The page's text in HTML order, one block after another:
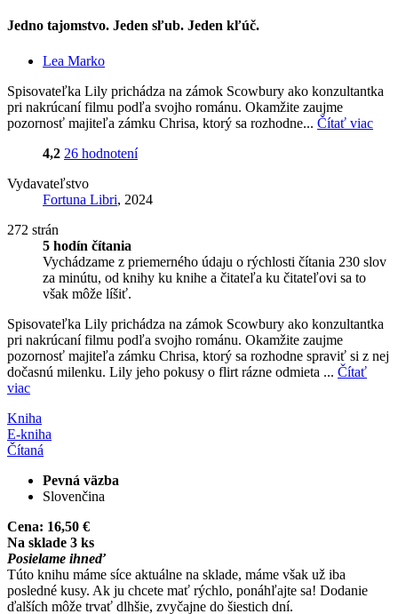
Jedno tajomstvo. Jeden sľub. Jeden kľúč.
Lea Marko
Spisovateľka Lily prichádza na zámok Scowbury ako konzultantka
pri nakrúcaní filmu podľa svojho románu. Okamžite zaujme
pozornosť majiteľa zámku Chrisa, ktorý sa rozhodne... Čítať viac
4,2 26 hodnotení
Vydavateľstvo
Fortuna Libri, 2024
272 strán
5 hodín čítania
Vychádzame z priemerného údaju o rýchlosti čítania 230 slov
za minútu, od knihy ku knihe a čitateľa ku čitateľovi sa to
však môže líšiť.
Spisovateľka Lily prichádza na zámok Scowbury ako konzultantka
pri nakrúcaní filmu podľa svojho románu. Okamžite zaujme
pozornosť majiteľa zámku Chrisa, ktorý sa rozhodne spraviť si z nej
dočasnú milenku. Lily jeho pokusy o flirt rázne odmieta ... Čítať
viac
Kniha
E-kniha
Čítaná
Pevná väzba
Slovenčina
Cena: 16,50 €
Na sklade 3 ks
Posielame ihneď
Túto knihu máme síce aktuálne na sklade, máme však už iba
posledné kusy. Ak ju chcete mať rýchlo, ponáhľajte sa! Dodanie
ďalších môže trvať dlhšie, zvyčajne do šiestich dní.